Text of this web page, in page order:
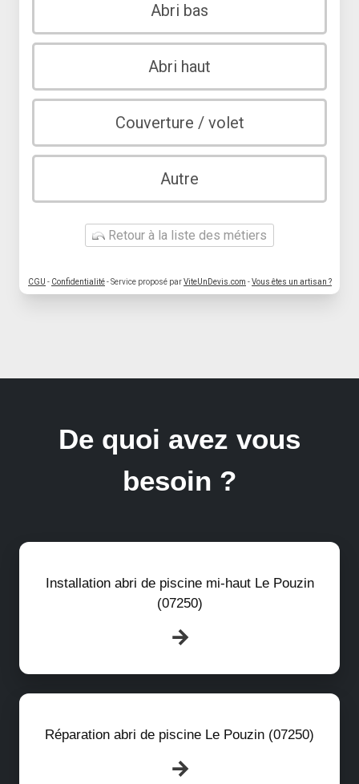
Abri bas
Abri haut
Couverture / volet
Autre
Retour à la liste des métiers
CGU - Confidentialité- Service proposé parViteUnDevis.com -Vous êtes un artisan ?
De quoi avez vous
besoin ?
Installation abri de piscine mi-haut Le Pouzin
(07250)
Réparation abri de piscine Le Pouzin (07250)